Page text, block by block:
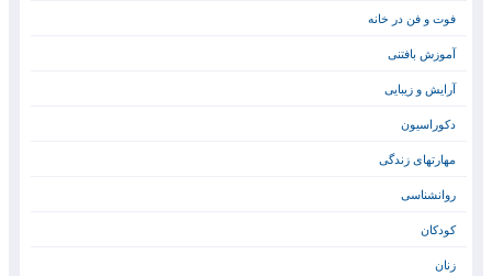
فوت و فن در خانه
آموزش بافتنی
آرایش و زیبایی
دکوراسیون
مهارتهای زندگی
روانشناسی
کودکان
زنان